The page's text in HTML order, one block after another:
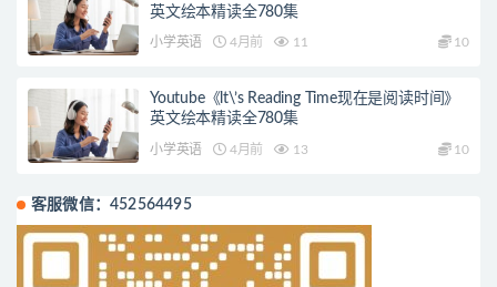
英文绘本精读全780集
小学英语 4月前 11 10
Youtube《lt\’s Reading Time现在是阅读时间》
英文绘本精读全780集
小学英语 4月前 13 10
客服微信：452564495